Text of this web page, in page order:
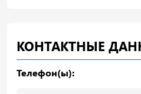
КОНТАКТНЫЕ
Телефон(ы):